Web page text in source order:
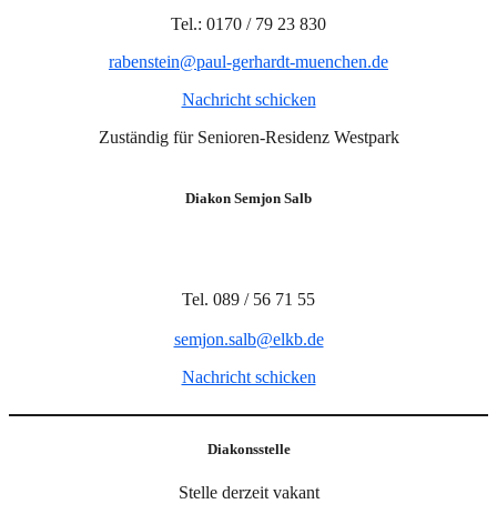
Tel.: 0170 / 79 23 830
rabenstein@paul-gerhardt-muenchen.de
Nachricht schicken
Zuständig für Senioren-Residenz Westpark
Diakon Semjon Salb
Tel. 089 / 56 71 55
semjon.salb@elkb.de
Nachricht schicken
Diakonsstelle
Stelle derzeit vakant